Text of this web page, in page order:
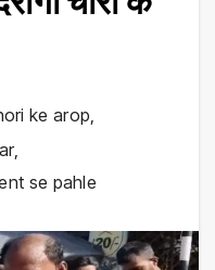
ke arop,
,
se pahle